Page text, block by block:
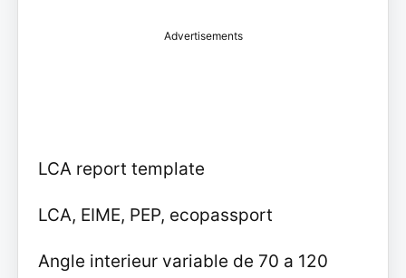
Advertisements
LCA report template
LCA, EIME, PEP, ecopassport
Angle interieur variable de 70 a 120